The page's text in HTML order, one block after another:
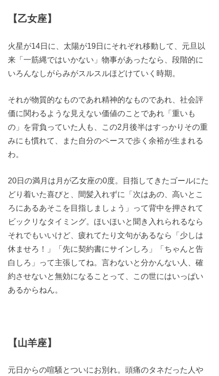
【乙女座】
火星が14日に、太陽が19日にそれぞれ移動して、元旦以
来「一筋縄ではいかない」物事があったなら、段階的に
いろんなしがらみがスルスルほどけていく時期。
それが物質的なものであれ精神的なものであれ、社会評
価に関わるような見えない価値のことであれ「重いも
の」を背負っていた人も、この2月後半はすっかりその重
みにも慣れて、また自分のペースで歩く余裕が生まれる
わ。
20日の満月は月が乙女座の0度。目指してきたゴールにた
どり着いた喜びと、間髪入れずに「次はあの、高いとこ
ろにあるあそこを目指しましょう」って背中を押されて
ビックリなタイミング。ほいほいと聞き入れられるなら
それでもいいけど、疲れてたり文句があるなら「少しは
休ませろ！」「先に契約書にサインしろ」「ちゃんと告
白しろ」って主張してね。言わないと分かんない人、確
約させないと無効になることって、この世にはいっぱい
あるからねん。
【山羊座】
元日からの喧騒とついにお別れ。頭痛のタネだった人や